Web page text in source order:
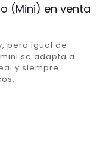
(Mini) en venta
pero igual de
se adapta a
y siempre